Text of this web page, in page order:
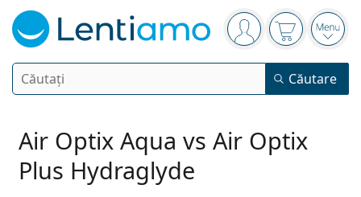
Panou de navigare
Sunteți logat
Coșul de
Căutare
Căutare
Autentificare
Lentile de contact
Perioada de purtare
Soluții
Air Optix Aqua vs Air Optix
Plus Hydraglyde